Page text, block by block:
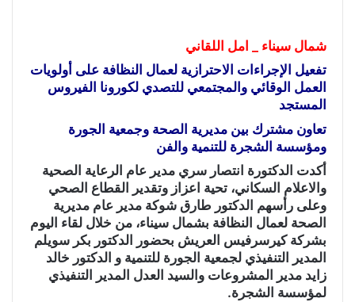
شمال سيناء _ امل اللقاني
تفعيل الإجراءات الاحترازية لعمال النظافة على أولويات
العمل الوقائي والمجتمعي للتصدي لكورونا الفيروس
المستجد
تعاون مشترك بين مديرية الصحة وجمعية الجورة
ومؤسسة الشجرة للتنمية والفن
أكدت الدكتورة انتصار سري مدير عام الرعاية الصحية
والاعلام السكاني، تحية اعزاز وتقدير القطاع الصحي
وعلى رأسهم الدكتور طارق شوكة مدير عام مديرية
الصحة لعمال النظافة بشمال سيناء، من خلال لقاء اليوم
بشركة كيرسرفيس العريش بحضور الدكتور بكر سويلم
المدير التنفيذي لجمعية الجورة للتنمية و الدكتور خالد
زايد مدير المشروعات والسيد العدل المدير التنفيذي
لمؤسسة الشجرة.